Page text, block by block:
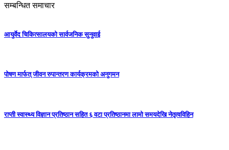
सम्बन्धित समाचार
आयुर्वेद चिकित्सालयको सार्वजनिक सुनुवाई
पोषण मार्फत् जीवन रुपान्तरण कार्यक्रमको अनुगमन
राप्ती स्वास्थ्य विज्ञान प्रतिष्ठान सहित ६ वटा प्रतिष्ठानमा लामो समयदेखि नेतृत्वविहिन